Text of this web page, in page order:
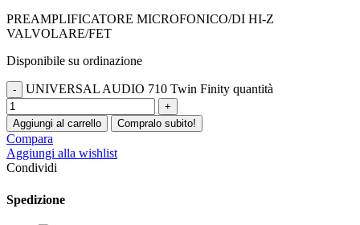
PREAMPLIFICATORE MICROFONICO/DI HI-Z
VALVOLARE/FET
Disponibile su ordinazione
UNIVERSAL AUDIO 710 Twin Finity quantità
Aggiungi al carrello Compralo subito!
Compara
Aggiungi alla wishlist
Condividi
Spedizione